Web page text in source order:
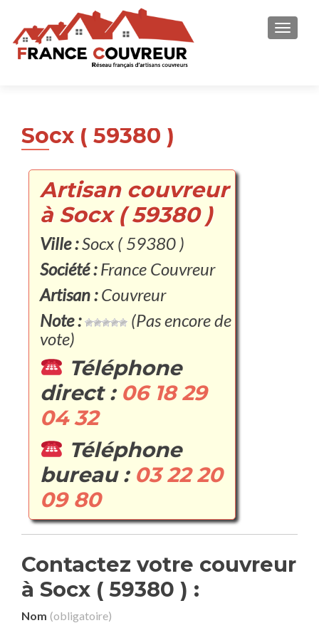
Socx ( 59380 )
Artisan couvreur
à Socx ( 59380 )
Ville :Socx ( 59380 )
Société :France Couvreur
Artisan :Couvreur
Note :
(Pas encore de
vote)
Téléphone
direct : 06 18 29
04 32
Téléphone
bureau : 03 22 20
09 80
Contactez votre couvreur
à Socx ( 59380 ) :
Nom (obligatoire)